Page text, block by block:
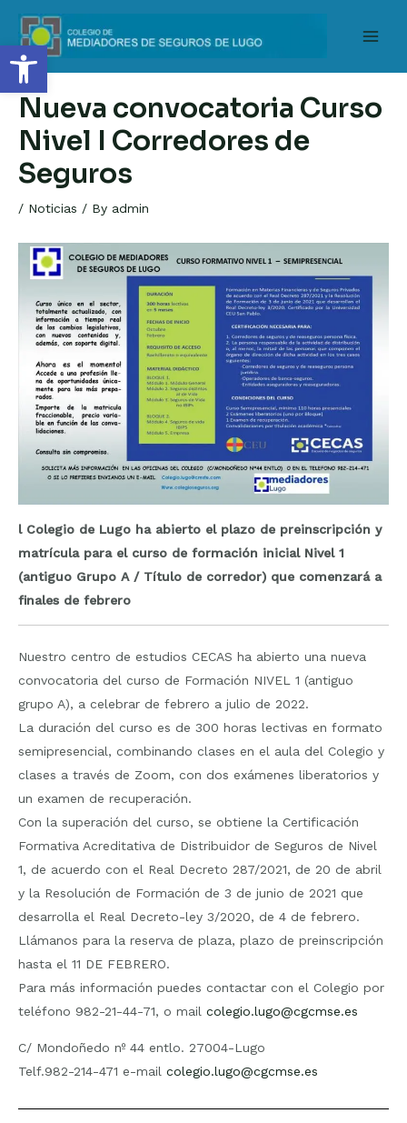
Open toolbar
content
Nueva convocatoria Curso
Nivel I Corredores de
Seguros
/ Noticias / By admin
l Colegio de Lugo ha abierto el plazo de preinscripción y
matrícula para el curso de formación inicial Nivel 1
(antiguo Grupo A / Título de corredor) que comenzará a
finales de febrero
Nuestro centro de estudios CECAS ha abierto una nueva
convocatoria del curso de Formación NIVEL 1 (antiguo
grupo A), a celebrar de febrero a julio de 2022.
La duración del curso es de 300 horas lectivas en formato
semipresencial, combinando clases en el aula del Colegio y
clases a través de Zoom, con dos exámenes liberatorios y
un examen de recuperación.
Con la superación del curso, se obtiene la Certificación
Formativa Acreditativa de Distribuidor de Seguros de Nivel
1, de acuerdo con el Real Decreto 287/2021, de 20 de abril
y la Resolución de Formación de 3 de junio de 2021 que
desarrolla el Real Decreto-ley 3/2020, de 4 de febrero.
Llámanos para la reserva de plaza, plazo de preinscripción
hasta el 11 DE FEBRERO.
Para más información puedes contactar con el Colegio por
teléfono 982-21-44-71, o mail colegio.lugo@cgcmse.es
C/ Mondoñedo nº 44 entlo. 27004-Lugo
Telf.982-214-471 e-mail colegio.lugo@cgcmse.es